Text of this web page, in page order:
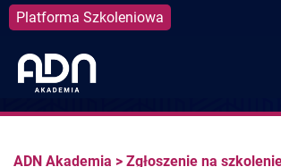
Platforma Szkoleniowa
content
ADN Akademia > Zgłoszenie na